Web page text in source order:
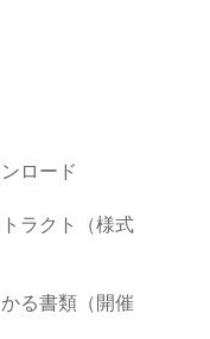
ロード
ラクト（様式
る書類（開催